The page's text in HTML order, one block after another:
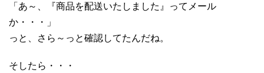
「あ～、『商品を配送いたしました』ってメール
か・・・」
っと、さら～っと確認してたんだね。
そしたら・・・